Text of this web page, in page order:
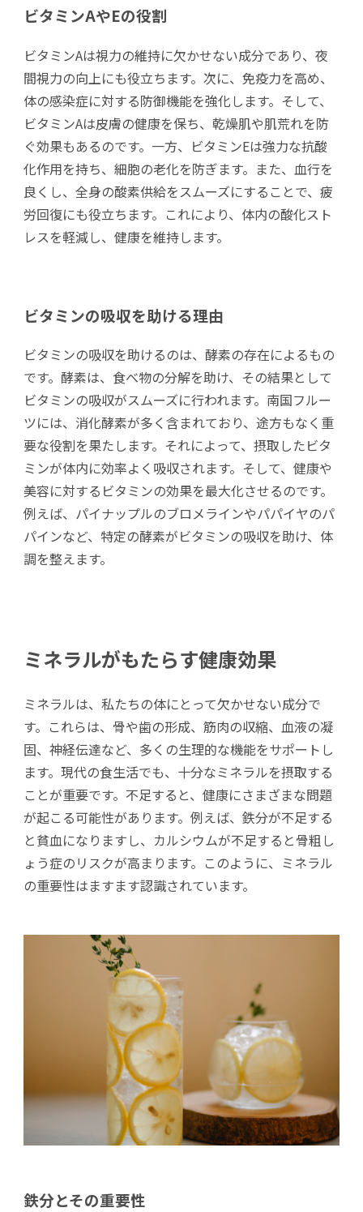
ビタミンAやEの役割
ビタミンAは視力の維持に欠かせない成分であり、夜
間視力の向上にも役立ちます。次に、免疫力を高め、
体の感染症に対する防御機能を強化します。そして、
ビタミンAは皮膚の健康を保ち、乾燥肌や肌荒れを防
ぐ効果もあるのです。一方、ビタミンEは強力な抗酸
化作用を持ち、細胞の老化を防ぎます。また、血行を
良くし、全身の酸素供給をスムーズにすることで、疲
労回復にも役立ちます。これにより、体内の酸化スト
レスを軽減し、健康を維持します。
ビタミンの吸収を助ける理由
ビタミンの吸収を助けるのは、酵素の存在によるもの
です。酵素は、食べ物の分解を助け、その結果として
ビタミンの吸収がスムーズに行われます。南国フルー
ツには、消化酵素が多く含まれており、途方もなく重
要な役割を果たします。それによって、摂取したビタ
ミンが体内に効率よく吸収されます。そして、健康や
美容に対するビタミンの効果を最大化させるのです。
例えば、パイナップルのブロメラインやパパイヤのパ
パインなど、特定の酵素がビタミンの吸収を助け、体
調を整えます。
ミネラルがもたらす健康効果
ミネラルは、私たちの体にとって欠かせない成分で
す。これらは、骨や歯の形成、筋肉の収縮、血液の凝
固、神経伝達など、多くの生理的な機能をサポートし
ます。現代の食生活でも、十分なミネラルを摂取する
ことが重要です。不足すると、健康にさまざまな問題
が起こる可能性があります。例えば、鉄分が不足する
と貧血になりますし、カルシウムが不足すると骨粗し
ょう症のリスクが高まります。このように、ミネラル
の重要性はますます認識されています。
鉄分とその重要性